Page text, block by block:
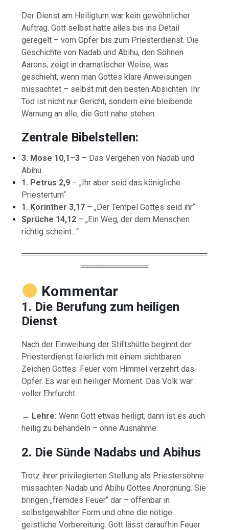
Der Dienst am Heiligtum war kein gewöhnlicher
Auftrag. Gott selbst hatte alles bis ins Detail
geregelt – vom Opfer bis zum Priesterdienst. Die
Geschichte von Nadab und Abihu, den Söhnen
Aarons, zeigt in dramatischer Weise, was
geschieht, wenn man Gottes klare Anweisungen
missachtet – selbst mit den besten Absichten. Ihr
Tod ist nicht nur Gericht, sondern eine bleibende
Warnung an alle, die Gott nahe stehen.
Zentrale Bibelstellen:
3. Mose 10,1–3 – Das Vergehen von Nadab und
Abihu
1. Petrus 2,9 – „Ihr aber seid das königliche
Priestertum“
1. Korinther 3,17 – „Der Tempel Gottes seid ihr“
Sprüche 14,12 – „Ein Weg, der dem Menschen
richtig scheint…“
═════════════════════════════════
════════════
Kommentar
1. Die Berufung zum heiligen
Dienst
Nach der Einweihung der Stiftshütte beginnt der
Priesterdienst feierlich mit einem sichtbaren
Zeichen Gottes: Feuer vom Himmel verzehrt das
Opfer. Es war ein heiliger Moment. Das Volk war
voller Ehrfurcht.
→ Lehre: Wenn Gott etwas heiligt, dann ist es auch
heilig zu behandeln – ohne Ausnahme.
2. Die Sünde Nadabs und Abihus
Trotz ihrer privilegierten Stellung als Priestersöhne
missachten Nadab und Abihu Gottes Anordnung. Sie
bringen „fremdes Feuer“ dar – offenbar in
selbstgewählter Form und ohne die nötige
geistliche Vorbereitung. Gott lässt daraufhin Feuer